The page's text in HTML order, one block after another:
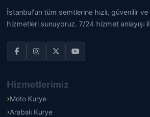
İstanbul'un tüm semtlerine hızlı, güvenilir
hizmetleri sunuyoruz. 7/24 hizmet anlayışı
Hizmetlerimiz
Moto Kurye
Arabalı Kurye